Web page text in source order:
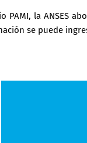
PAMI, la ANSES
se puede